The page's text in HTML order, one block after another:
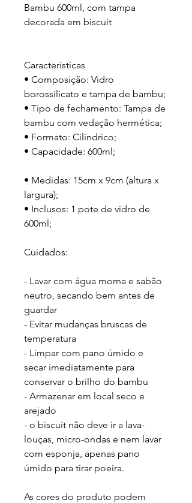
Bambu 600ml, com tampa
decorada em biscuit
Características
• Composição: Vidro
borossilicato e tampa de bambu;
• Tipo de fechamento: Tampa de
bambu com vedação hermética;
• Formato: Cilíndrico;
• Capacidade: 600ml;
• Medidas: 15cm x 9cm (altura x
largura);
• Inclusos: 1 pote de vidro de
600ml;
Cuidados:
- Lavar com água morna e sabão
neutro, secando bem antes de
guardar
- Evitar mudanças bruscas de
temperatura
- Limpar com pano úmido e
secar imediatamente para
conservar o brilho do bambu
- Armazenar em local seco e
arejado
- o biscuit não deve ir a lava-
louças, micro-ondas e nem lavar
com esponja, apenas pano
úmido para tirar poeira.
As cores do produto podem